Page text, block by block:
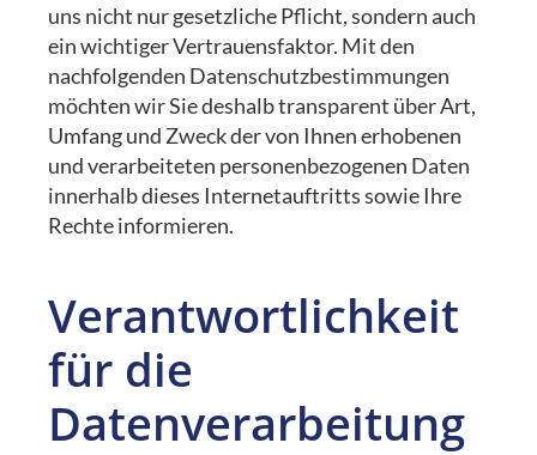
uns nicht nur gesetzliche Pflicht, sondern auch
ein wichtiger Vertrauensfaktor. Mit den
nachfolgenden Datenschutzbestimmungen
möchten wir Sie deshalb transparent über Art,
Umfang und Zweck der von Ihnen erhobenen
und verarbeiteten personenbezogenen Daten
innerhalb dieses Internetauftritts sowie Ihre
Rechte informieren.
Verantwortlichkeit
für die
Datenverarbeitung